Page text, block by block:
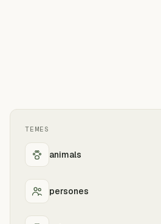
TEMES
animals
persones